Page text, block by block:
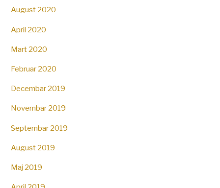
August 2020
April 2020
Mart 2020
Februar 2020
Decembar 2019
Novembar 2019
Septembar 2019
August 2019
Maj 2019